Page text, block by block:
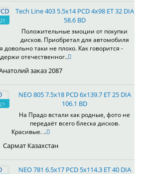
Tech Line 403 5.5x14 PCD 4x98 ET 32 DIA
58.6 BD
Положительные эмоции от покупки
дисков. Приобретал для автомобиля
довольно таки не плохо. Как говорится -
отечественног..
заказ 2087
NEO 805 7.5x18 PCD 6x139.7 ET 25 DIA
106.1 BD
На Прадо встали как родные, фото не
передаёт всего блеска дисков.
Красивые. ..
Сармат Казахстан
NEO 781 6.5x17 PCD 5x114.3 ET 40 DIA